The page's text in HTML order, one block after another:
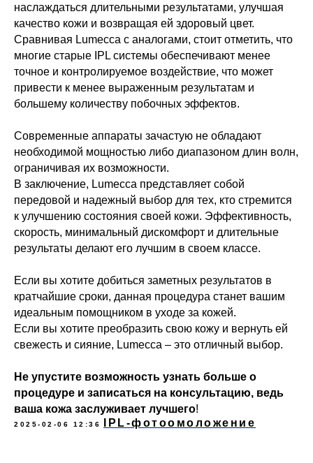
наслаждаться длительными результатами, улучшая
качество кожи и возвращая ей здоровый цвет.
Сравнивая Lumecca с аналогами, стоит отметить, что
многие старые IPL системы обеспечивают менее
точное и контролируемое воздействие, что может
привести к менее выраженным результатам и
большему количеству побочных эффектов.
Современные аппараты зачастую не обладают
необходимой мощностью либо диапазоном длин волн,
ограничивая их возможности.
В заключение, Lumecca представляет собой
передовой и надежный выбор для тех, кто стремится
к улучшению состояния своей кожи. Эффективность,
скорость, минимальный дискомфорт и длительные
результаты делают его лучшим в своем классе.
Если вы хотите добиться заметных результатов в
кратчайшие сроки, данная процедура станет вашим
идеальным помощником в уходе за кожей.
Если вы хотите преобразить свою кожу и вернуть ей
свежесть и сияние, Lumecca – это отличный выбор.
Не упустите возможность узнать больше о
процедуре и записаться на консультацию, ведь
ваша кожа заслуживает лучшего!
2025-02-06 12:36 IPL-фотоомоложение
с 9:00 до 21:00
+7 342 212-40-40
cosmo.studia@yandex.ru
КОНТАКТЫ